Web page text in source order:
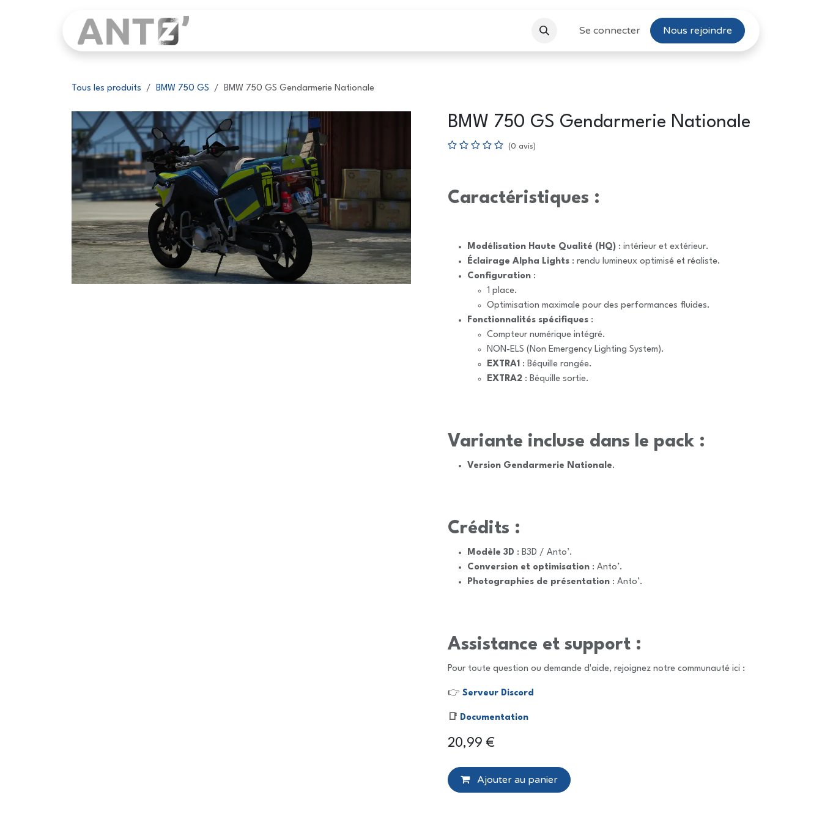
Se connecter Nous rejoindre
Tous les produits BMW 750 GS BMW 750 GS Gendarmerie Nationale
BMW 750 GS Gendarmerie Nationale
(0 avis)
Caractéristiques :
Modélisation Haute Qualité (HQ) : intérieur et extérieur.
Éclairage Alpha Lights : rendu lumineux optimisé et réaliste.
Configuration :
1 place.
Optimisation maximale pour des performances fluides.
Fonctionnalités spécifiques :
Compteur numérique intégré.
NON-ELS (Non Emergency Lighting System).
EXTRA1 : Béquille rangée.
EXTRA2 : Béquille sortie.
Variante incluse dans le pack :
Version Gendarmerie Nationale.
Crédits :
Modèle 3D : B3D / Anto’.
Conversion et optimisation : Anto’.
Photographies de présentation : Anto’.
Assistance et support :
Pour toute question ou demande d'aide, rejoignez notre communauté ici :
👉 Serveur Discord
📑 Documentation
20,99 €
Ajouter au panier